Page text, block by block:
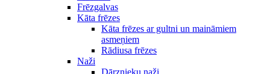
Frēzgalvas
Kāta frēzes
Kāta frēzes ar gultni un maināmiem
asmeņiem
Rādiusa frēzes
Naži
Dārznieku naži